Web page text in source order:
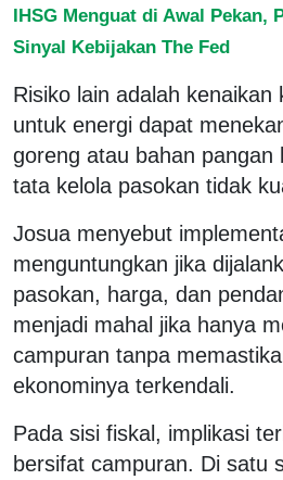
IHSG Menguat di Awal Pekan,
Sinyal Kebijakan The Fed
Risiko lain adalah kenaikan
untuk energi dapat
goreng atau bahan pangan
tata kelola pasokan tidak
Josua menyebut
menguntungkan jika
pasokan, harga, dan
menjadi mahal jika hanya
campuran tanpa
ekonominya terkendali.
Pada sisi fiskal, implikasi
bersifat campuran. Di satu